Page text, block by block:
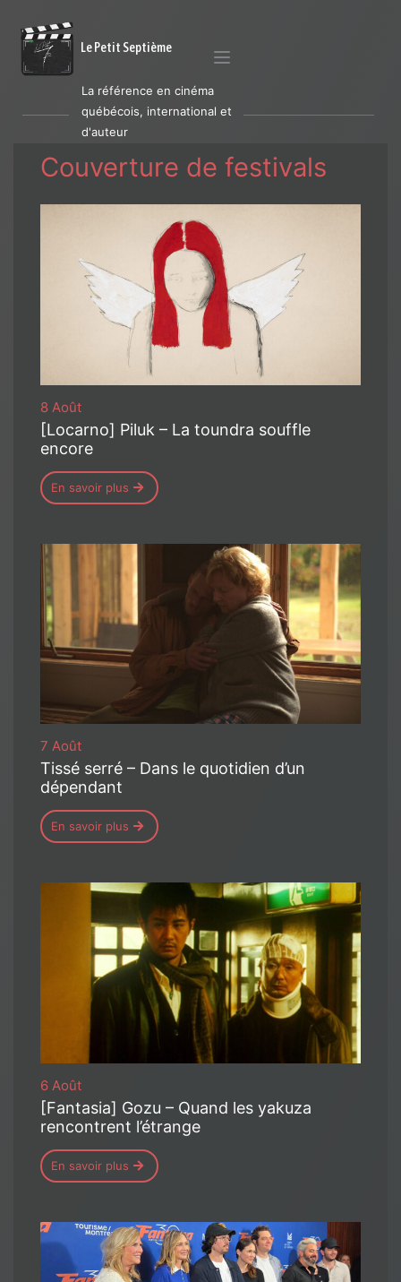
Le Petit Septième
La référence en cinéma
québécois, international et
d'auteur
Couverture de festivals
8 Août
[Locarno] Piluk – La toundra souffle
encore
En savoir plus
7 Août
Tissé serré – Dans le quotidien d’un
dépendant
En savoir plus
6 Août
[Fantasia] Gozu – Quand les yakuza
rencontrent l’étrange
En savoir plus